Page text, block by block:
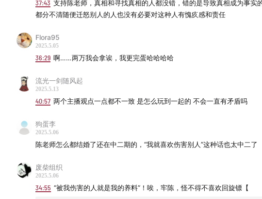
37:43 支持陈老师，真相和寻找真相的人都没错，错的是导致真相成为事实
都分不清随便迁怒别人的人也没有必要对这种人有愧疚感和责任
Flora95
2025.5.05
36:29 啊……两万我会拿诶，我更完蛋哈哈哈哈
流光一剑随风起
2025.5.13
40:57 两个主播观点一点都不一致 是怎么玩到一起的 不会一直有矛盾吗
狗蛋李
2025.5.06
陈老师怎么都结婚了还在中二期的，“我就喜欢伤害别人”这种话也太中二了
废柴组织
2025.5.06
34:55 “被我伤害的人就是我的养料”！唉，牢陈，怪不得不喜欢回旋镖【